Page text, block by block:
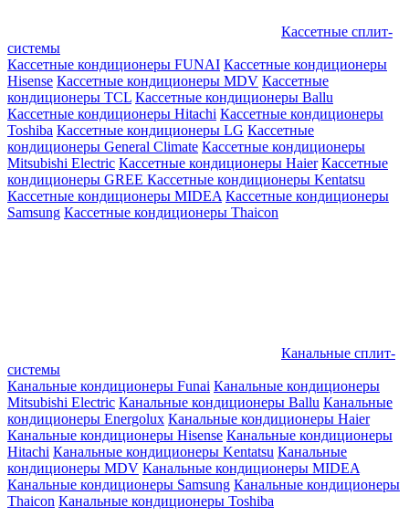
Кассетные сплит-
системы
Кассетные кондиционеры FUNAI Кассетные кондиционеры
Hisense Кассетные кондиционеры MDV Кассетные
кондиционеры TCL Кассетные кондиционеры Ballu
Кассетные кондиционеры Hitachi Кассетные кондиционеры
Toshiba Кассетные кондиционеры LG Кассетные
кондиционеры General Climate Кассетные кондиционеры
Mitsubishi Electric Кассетные кондиционеры Haier Кассетные
кондиционеры GREE Кассетные кондиционеры Kentatsu
Кассетные кондиционеры MIDEA Кассетные кондиционеры
Samsung Кассетные кондиционеры Thaicon
Канальные сплит-
системы
Канальные кондиционеры Funai Канальные кондиционеры
Mitsubishi Electric Канальные кондиционеры Ballu Канальные
кондиционеры Energolux Канальные кондиционеры Haier
Канальные кондиционеры Hisense Канальные кондиционеры
Hitachi Канальные кондиционеры Kentatsu Канальные
кондиционеры MDV Канальные кондиционеры MIDEA
Канальные кондиционеры Samsung Канальные кондиционеры
Thaicon Канальные кондиционеры Toshiba